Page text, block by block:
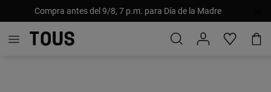
Compra antes del 9/8, 7 p.m. para Día de la Madre